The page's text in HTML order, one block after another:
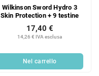
Wilkinson Sword Hydro 3
Skin Protection + 9 testine
14,26 € IVA esclusa
17,40 €
Nel carrello